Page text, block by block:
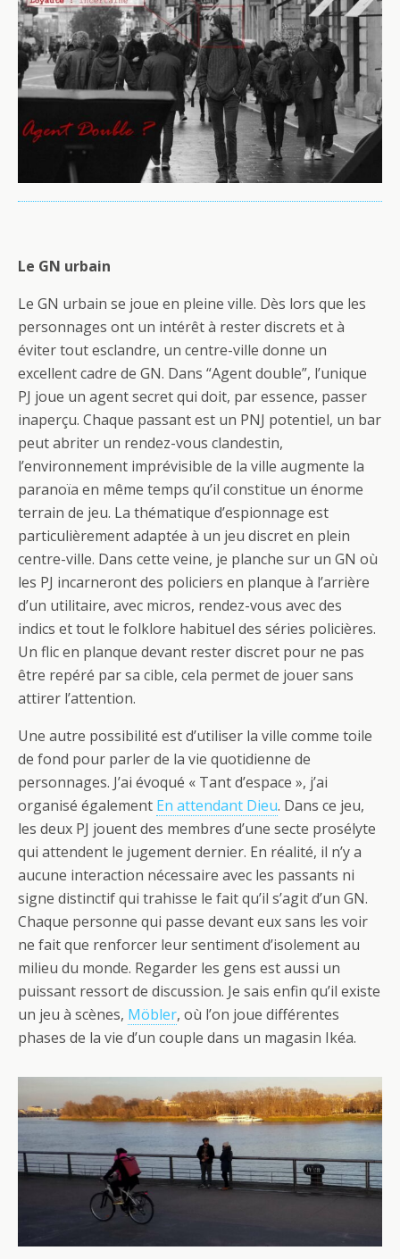
Le GN urbain
Le GN urbain se joue en pleine ville. Dès lors que les
personnages ont un intérêt à rester discrets et à
éviter tout esclandre, un centre-ville donne un
excellent cadre de GN. Dans “Agent double”, l’unique
PJ joue un agent secret qui doit, par essence, passer
inaperçu. Chaque passant est un PNJ potentiel, un bar
peut abriter un rendez-vous clandestin,
l’environnement imprévisible de la ville augmente la
paranoïa en même temps qu’il constitue un énorme
terrain de jeu. La thématique d’espionnage est
particulièrement adaptée à un jeu discret en plein
centre-ville. Dans cette veine, je planche sur un GN où
les PJ incarneront des policiers en planque à l’arrière
d’un utilitaire, avec micros, rendez-vous avec des
indics et tout le folklore habituel des séries policières.
Un flic en planque devant rester discret pour ne pas
être repéré par sa cible, cela permet de jouer sans
attirer l’attention.
Une autre possibilité est d’utiliser la ville comme toile
de fond pour parler de la vie quotidienne de
personnages. J’ai évoqué « Tant d’espace », j’ai
organisé également En attendant Dieu. Dans ce jeu,
les deux PJ jouent des membres d’une secte prosélyte
qui attendent le jugement dernier. En réalité, il n’y a
aucune interaction nécessaire avec les passants ni
signe distinctif qui trahisse le fait qu’il s’agit d’un GN.
Chaque personne qui passe devant eux sans les voir
ne fait que renforcer leur sentiment d’isolement au
milieu du monde. Regarder les gens est aussi un
puissant ressort de discussion. Je sais enfin qu’il existe
un jeu à scènes, Möbler, où l’on joue différentes
phases de la vie d’un couple dans un magasin Ikéa.